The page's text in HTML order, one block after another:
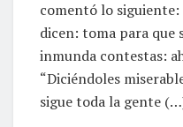
comentó lo
dicen: toma para que
inmunda contestas:
“Diciéndoles
sigue toda la gente